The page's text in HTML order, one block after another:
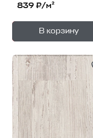
839 ₽/м²
В корзину
— 1уп.